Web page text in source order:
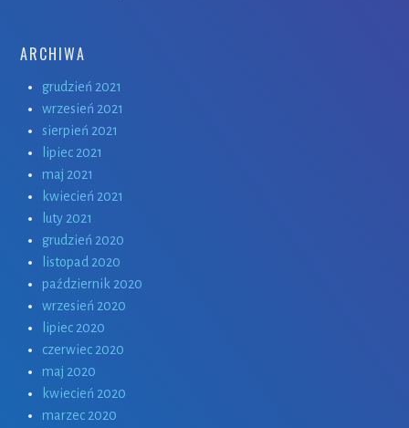
ARCHIWA
grudzień 2021
wrzesień 2021
sierpień 2021
lipiec 2021
maj 2021
kwiecień 2021
luty 2021
grudzień 2020
listopad 2020
październik 2020
wrzesień 2020
lipiec 2020
czerwiec 2020
maj 2020
kwiecień 2020
marzec 2020